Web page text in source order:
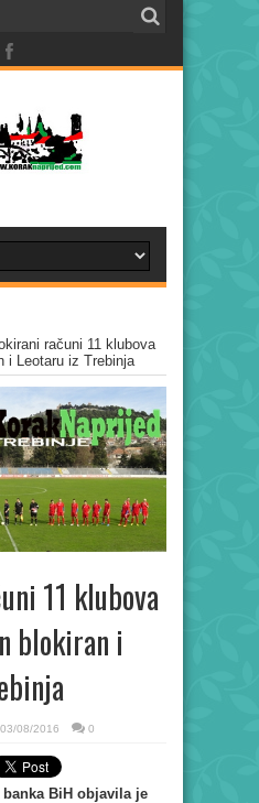
računi 11 klubova
i Leotaru iz Trebinja
11 klubova
blokiran i
03/08/2016 0
BiH objavila je